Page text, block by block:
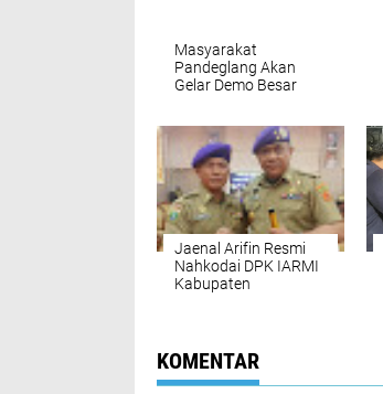
Masyarakat
Pandeglang Akan
Gelar Demo Besar
Jaenal Arifin Resmi
Nahkodai DPK IARMI
Kabupaten
Semangat Bela
Negara
KOMENTAR